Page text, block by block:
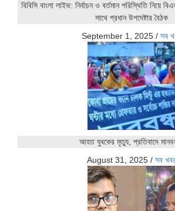
বিবিসি বাংলা লাইভ: নির্বাচন ও বর্তমান পরিস্থিতি নিয়ে
সাথে প্রধান উপদেষ্টার বৈঠক
September 1, 2025 / সব
আহত যুবকের মৃত্যু, প্রতিবাদে
August 31, 2025 / সব